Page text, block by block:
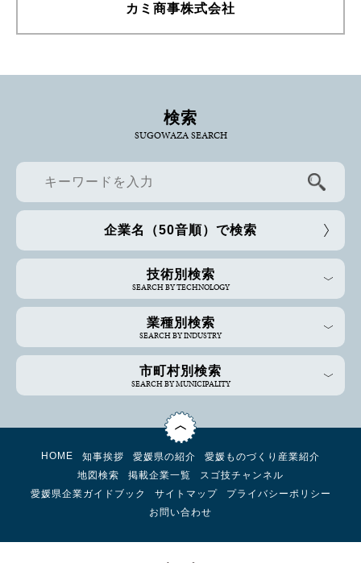
カミ商事株式会社
検索
SUGOWAZA SEARCH
企業名（50音順）で検索
技術別検索
SEARCH BY TECHNOLOGY
業種別検索
SEARCH BY INDUSTRY
市町村別検索
SEARCH BY MUNICIPALITY
HOME 知事挨拶 愛媛県の紹介
愛媛ものづくり産業紹介
地図検索
掲載企業一覧
スゴ技チャンネル
愛媛県企業ガイドブック
サイトマップ
プライバシーポリシー
お問い合わせ